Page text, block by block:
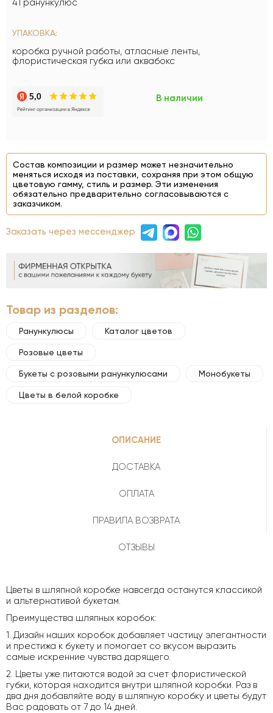
41 ранункулюс
УПАКОВКА:
коробка ручной работы, атласные ленты,
флористическая губка или аквабокс
В наличии
Состав композиции и размер может незначительно
меняться исходя из поставки, сохраняя при этом общую
цветовую гамму, стиль и размер. Эти изменения
обязательно предварительно согласовываются с
заказчиком.
Заказать через мессенджер
Товар из разделов:
Ранункулюсы Каталог цветов
Розовые цветы
Букеты с розовыми ранункулюсами Монобукеты
Цветы в белой коробке
ОПИСАНИЕ
ДОСТАВКА
ОПЛАТА
ПРАВИЛА ВОЗВРАТА
ОТЗЫВЫ
Цветы в шляпной коробке навсегда останутся классикой
и альтернативой букетам.
Преимущества шляпных коробок:
1. Дизайн наших коробок добавляет частицу элегантности
и престижа к букету и помогает со вкусом выразить
самые искренние чувства дарящего.
2. Цветы уже питаются водой за счет флористической
губки, которая находится внутри шляпной коробки. Раз в
два дня добавляйте воду в шляпную коробку и цветы будут
Вас радовать от 7 до 14 дней.